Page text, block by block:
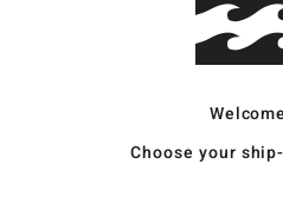
Choose your